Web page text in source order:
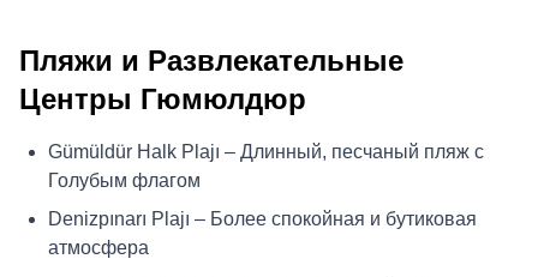
Пляжи и Развлекательные
Центры Гюмюлдюр
Gümüldür Halk Plajı – Длинный, песчаный пляж с
Голубым флагом
Denizpınarı Plajı – Более спокойная и бутиковая
атмосфера